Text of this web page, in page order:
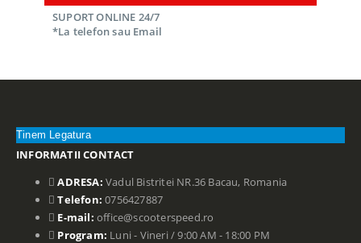
SUPORT ONLINE 24/7
*La telefon sau Email
Tinem Legatura
INFORMATII CONTACT
ADRESA: Vadul Bistritei NR.36 Bacau, Romania
Telefon: 0756427887
E-mail: office@scooterspeed.ro
Program: Luni - Vineri / 9:00 AM - 18:00 PM